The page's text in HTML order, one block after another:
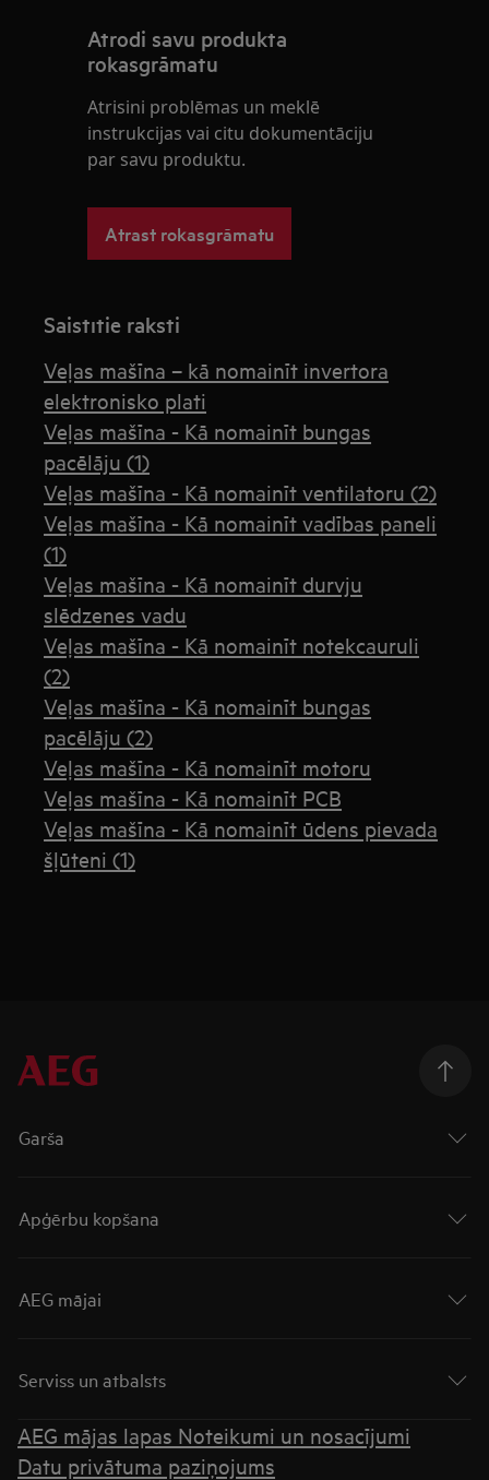
Atrodi savu produkta
rokasgrāmatu
Atrisini problēmas un meklē
instrukcijas vai citu dokumentāciju
par savu produktu.
Atrast rokasgrāmatu
Saistītie raksti
Veļas mašīna – kā nomainīt invertora
elektronisko plati
Veļas mašīna - Kā nomainīt bungas
pacēlāju (1)
Veļas mašīna - Kā nomainīt ventilatoru (2)
Veļas mašīna - Kā nomainīt vadības paneli
(1)
Veļas mašīna - Kā nomainīt durvju
slēdzenes vadu
Veļas mašīna - Kā nomainīt notekcauruli
(2)
Veļas mašīna - Kā nomainīt bungas
pacēlāju (2)
Veļas mašīna - Kā nomainīt motoru
Veļas mašīna - Kā nomainīt PCB
Veļas mašīna - Kā nomainīt ūdens pievada
šļūteni (1)
Garša
Apģērbu kopšana
AEG mājai
Serviss un atbalsts
AEG mājas lapas Noteikumi un nosacījumi
Datu privātuma paziņojums